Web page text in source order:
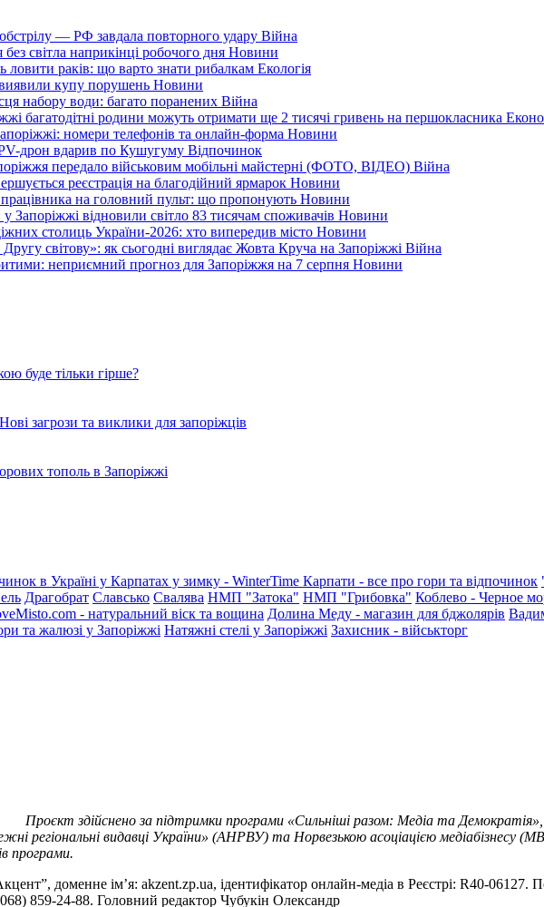
— РФ завдала повторного удару Війна
світла наприкінці робочого дня Новини
ловити раків: що варто знати рибалкам Екологія
купу порушень Новини
набору води: багато поранених Війна
багатодітні родини можуть отримати ще 2 тисячі гривень на першокласника
номери телефонів та онлайн-форма Новини
дрон вдарив по Кушугуму Відпочинок
передало військовим мобільні майстерні (ФОТО, ВІДЕО) Війна
реєстрація на благодійний ярмарок Новини
на головний пульт: що пропонують Новини
Запоріжжі відновили світло 83 тисячам споживачів Новини
столиць України-2026: хто випередив місто Новини
світову»: як сьогодні виглядає Жовта Круча на Запоріжжі Війна
неприємний прогноз для Запоріжжя на 7 серпня Новини
буде тільки гірше?
загрози та виклики для запоріжців
тополь в Запоріжжі
в Україні у Карпатах у зимку - WinterTime Карпати - все про гори та відпочинок
Драгобрат Славсько Свалява НМП "Затока" НМП "Грибовка" Коблево - Черное
- натуральний віск та вощина Долина Меду - магазин для бджолярів
та жалюзі у Запоріжжі Натяжні стелі у Запоріжжі Захисник - військторг
Проєкт здійснено за підтримки програми «Сильніші разом: Медіа та
регіональні видавці України» (АНРВУ) та Норвезькою асоціацією медіабізнесу
програми.
доменне ім’я: akzent.zp.ua, ідентифікатор онлайн-медіа в Реєстрі: R40-
859-24-88. Головний редактор Чубукін Олександр